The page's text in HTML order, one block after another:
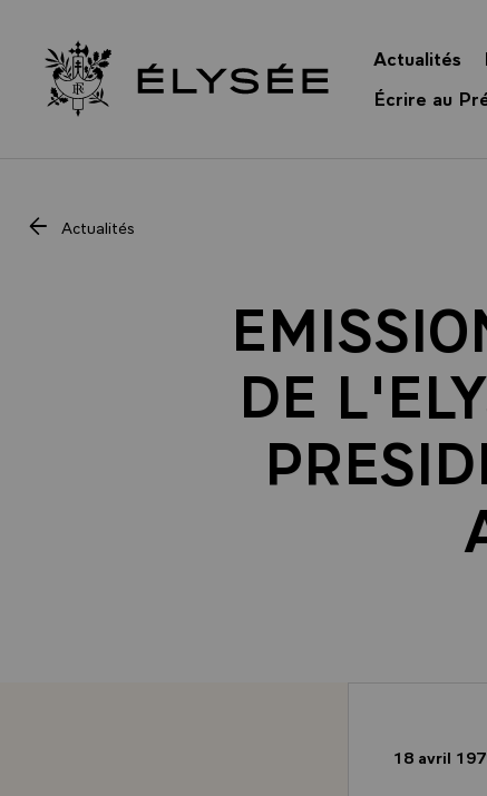
Retour à l’accueil Élysée
Actualités
Écrire au
Actualités
DE
18 avril